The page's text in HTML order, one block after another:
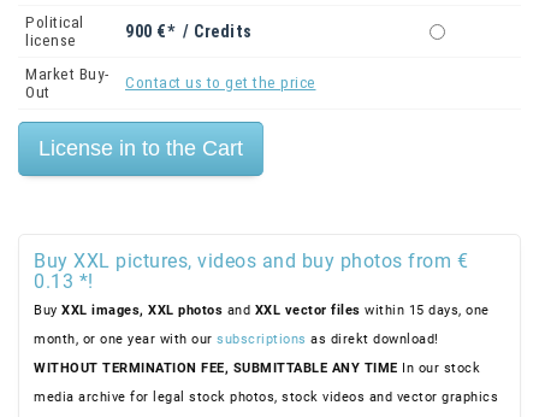
Political
license
900 €* / Credits
Market Buy-
Out
Contact us to get the price
Buy XXL pictures, videos and buy photos from €
0.13 *!
Buy XXL images, XXL photos and XXL vector files within 15 days, one
month, or one year with our subscriptions as direkt download!
WITHOUT TERMINATION FEE, SUBMITTABLE ANY TIME In our stock
media archive for legal stock photos, stock videos and vector graphics